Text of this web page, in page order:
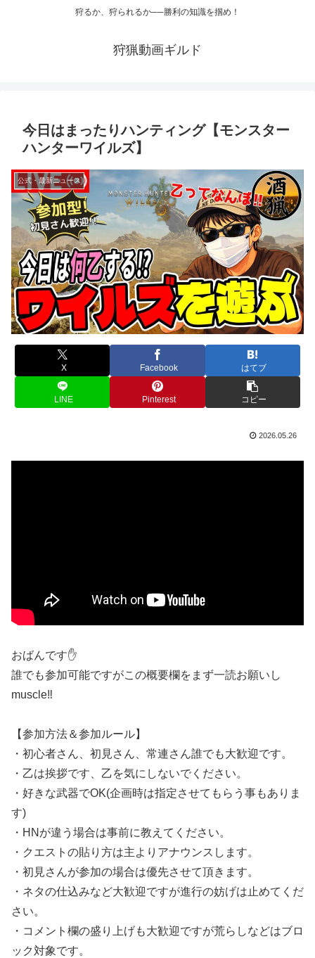
狩るか、狩られるか──勝利の知識を掴め！
狩猟動画ギルド
今日はまったりハンティング【モンスター
ハンターワイルズ】
公式・最新ニュース
X Facebook はてブ
LINE Pinterest コピー
2026.05.26
おばんです✋
誰でも参加可能ですがこの概要欄をまず一読お願いし
muscle‼
【参加方法＆参加ルール】
・初心者さん、初見さん、常連さん誰でも大歓迎です。
・乙は挨拶です、乙を気にしないでください。
・好きな武器でOK(企画時は指定させてもらう事もありま
す)
・HNが違う場合は事前に教えてください。
・クエストの貼り方は主よりアナウンスします。
・初見さんが参加の場合は優先させて頂きます。
・ネタの仕込みなど大歓迎ですが進行の妨げは止めてくだ
さい。
・コメント欄の盛り上げも大歓迎ですが荒らしなどはブロ
ック対象です。